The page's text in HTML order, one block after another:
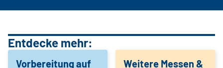
Entdecke mehr:
Vorbereitung auf
Weitere Messen &